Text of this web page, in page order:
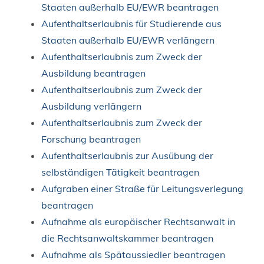
Staaten außerhalb EU/EWR beantragen
Aufenthaltserlaubnis für Studierende aus
Staaten außerhalb EU/EWR verlängern
Aufenthaltserlaubnis zum Zweck der
Ausbildung beantragen
Aufenthaltserlaubnis zum Zweck der
Ausbildung verlängern
Aufenthaltserlaubnis zum Zweck der
Forschung beantragen
Aufenthaltserlaubnis zur Ausübung der
selbständigen Tätigkeit beantragen
Aufgraben einer Straße für Leitungsverlegung
beantragen
Aufnahme als europäischer Rechtsanwalt in
die Rechtsanwaltskammer beantragen
Aufnahme als Spätaussiedler beantragen